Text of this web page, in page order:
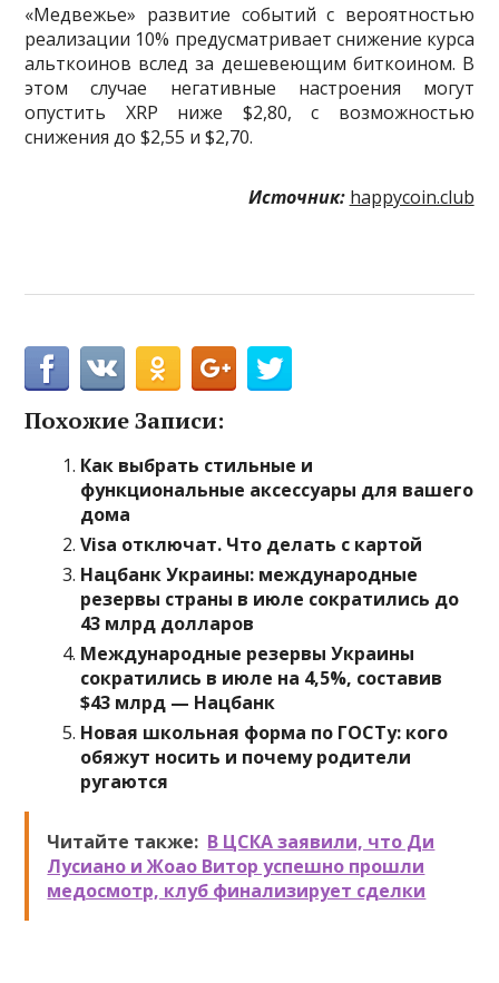
«Медвежье» развитие событий с вероятностью
реализации 10% предусматривает снижение курса
альткоинов вслед за дешевеющим биткоином. В
этом случае негативные настроения могут
опустить XRP ниже $2,80, с возможностью
снижения до $2,55 и $2,70.
Источник: happycoin.club
Похожие Записи:
Как выбрать стильные и
функциональные аксессуары для вашего
дома
Visa отключат. Что делать с картой
Нацбанк Украины: международные
резервы страны в июле сократились до
43 млрд долларов
Международные резервы Украины
сократились в июле на 4,5%, составив
$43 млрд — Нацбанк
Новая школьная форма по ГОСТу: кого
обяжут носить и почему родители
ругаются
Читайте также: В ЦСКА заявили, что Ди
Лусиано и Жоао Витор успешно прошли
медосмотр, клуб финализирует сделки